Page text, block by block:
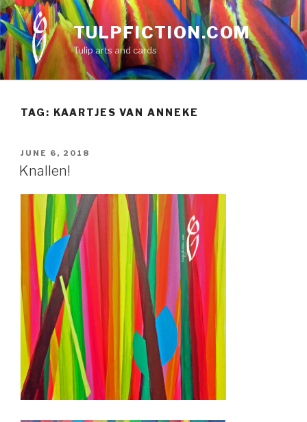
Skip
to
content
TULPFICTION.COM
Tulip arts and cards
TAG: KAARTJES VAN ANNEKE
POSTED
ON
JUNE 6, 2018
Knallen!